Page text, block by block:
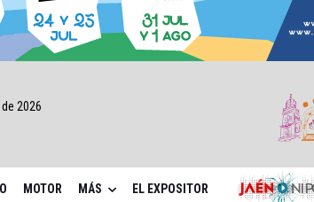
2026
MOTOR MÁS EL EXPOSITOR